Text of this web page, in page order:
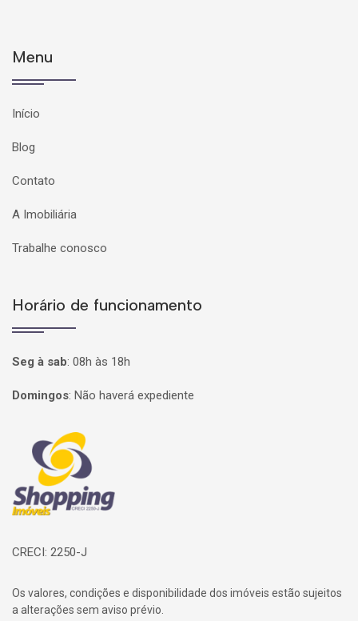
Menu
Início
Blog
Contato
A Imobiliária
Trabalhe conosco
Horário de funcionamento
Seg à sab: 08h às 18h
Domingos: Não haverá expediente
Página inicial
CRECI: 2250-J
Os valores, condições e disponibilidade dos imóveis estão sujeitos
a alterações sem aviso prévio.